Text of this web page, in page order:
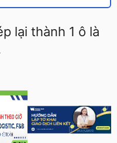
lại thành 1 ô là